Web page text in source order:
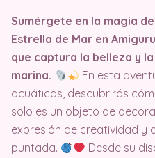
Sumérgete en la magia
Estrella de Mar en
que captura la belleza y
marina.
En esta
acuáticas, descubrirás
solo es un objeto de
expresión de creatividad y
puntada.
Desde su